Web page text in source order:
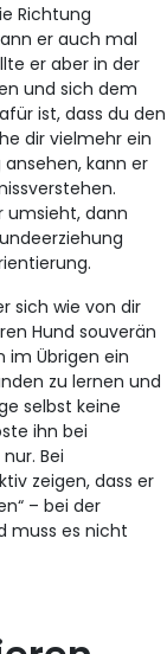
Richtung
er auch mal
er aber in der
und sich dem
ist, dass du den
dir vielmehr ein
kann er
umsieht, dann
sich wie von dir
Hund souverän
im Übrigen ein
zu lernen und
selbst keine
ihn bei
Bei
zeigen, dass er
– bei der
muss es nicht